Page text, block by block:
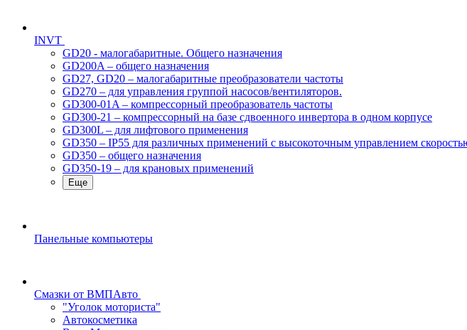
INVT
GD20 - малогабаритные. Общего назначения
GD200A – общего назначения
GD27, GD20 – малогабаритные преобразователи частоты
GD270 – для управления группой насосов/вентиляторов.
GD300-01A – компрессорный преобразователь частоты
GD300-21 – компрессорный на базе сдвоенного инвертора в одном корпусе
GD300L – для лифтового применения
GD350 – IP55 для различных применений с высокоточным управлением
GD350 – общего назначения
GD350-19 – для крановых применений
Еще
Панельные компьютеры
Смазки от ВМПАвто
"Уголок моториста"
Автокосметика